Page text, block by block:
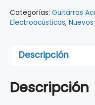
Categorías: Guitarras
Electroacústicas,
Descripción
Descripción